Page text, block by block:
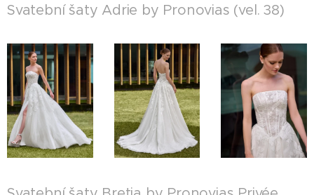
Svatební šaty Adrie by Pronovias (vel. 38)